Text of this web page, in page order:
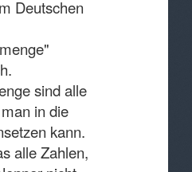
Deutschen
sind alle
in die
kann.
alle Zahlen,